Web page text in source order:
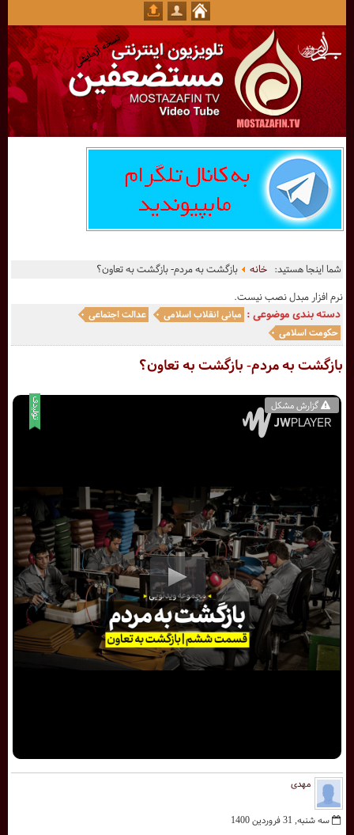
شما اینجا هستید:خانه
بازگشت به مردم- بازگشت به تعاون؟
نرم افزار مبدل نصب نیست.
دسته بندی موضوعی : مبانی انقلاب اسلامی
عدالت اجتماعی
حکومت اسلامی
بازگشت به مردم- بازگشت به تعاون؟
گزارش مشکل
مهدی
سه شنبه, 31 فروردين 1400